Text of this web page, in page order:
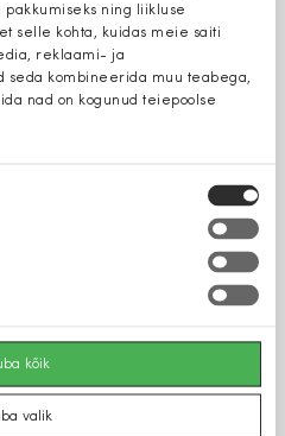
pakkumiseks ning liikluse
selle kohta, kuidas meie saiti
reklaami- ja
seda kombineerida muu teabega,
nad on kogunud teiepoolse
kõik
valik